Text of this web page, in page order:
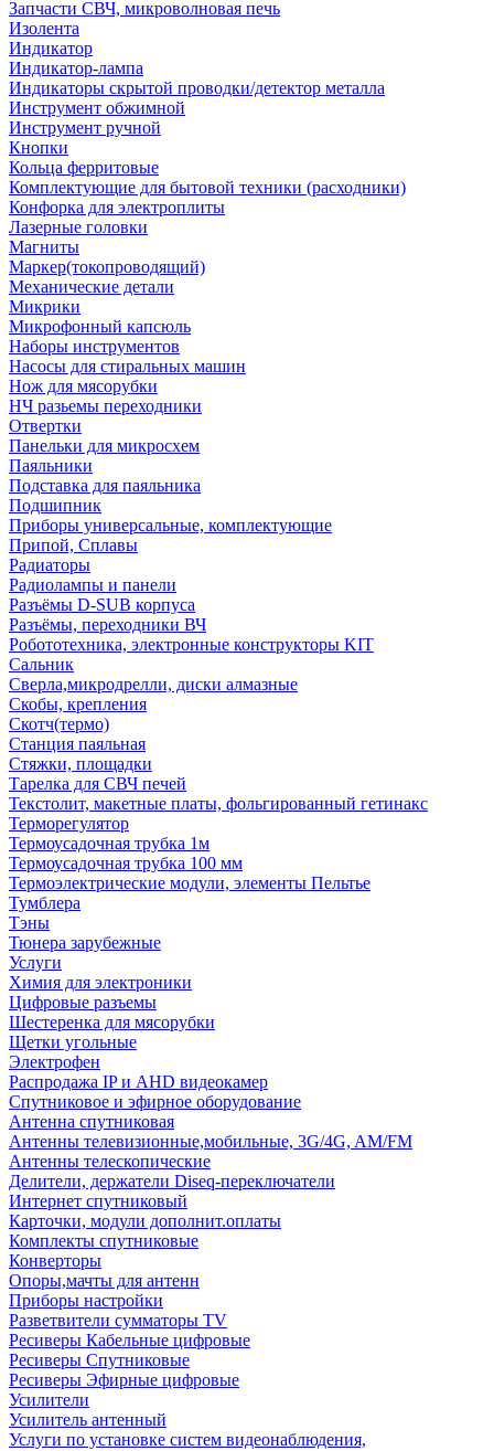
Запчасти СВЧ, микроволновая печь
Изолента
Индикатор
Индикатор-лампа
Индикаторы скрытой проводки/детектор металла
Инструмент обжимной
Инструмент ручной
Кнопки
Кольца ферритовые
Комплектующие для бытовой техники (расходники)
Конфорка для электроплиты
Лазерные головки
Магниты
Маркер(токопроводящий)
Механические детали
Микрики
Микрофонный капсюль
Наборы инструментов
Насосы для стиральных машин
Нож для мясорубки
НЧ разьемы переходники
Отвертки
Панельки для микросхем
Паяльники
Подставка для паяльника
Подшипник
Приборы универсальные, комплектующие
Припой, Сплавы
Радиаторы
Радиолампы и панели
Разъёмы D-SUB корпуса
Разъёмы, переходники ВЧ
Робототехника, электронные конструкторы KIT
Сальник
Сверла,микродрелли, диски алмазные
Скобы, крепления
Скотч(термо)
Станция паяльная
Стяжки, площадки
Тарелка для СВЧ печей
Текстолит, макетные платы, фольгированный гетинакс
Терморегулятор
Термоусадочная трубка 1м
Термоусадочная трубка 100 мм
Термоэлектрические модули, элементы Пельтье
Тумблера
Тэны
Тюнера зарубежные
Услуги
Химия для электроники
Цифровые разъемы
Шестеренка для мясорубки
Щетки угольные
Электрофен
Распродажа IP и AHD видеокамер
Спутниковое и эфирное оборудование
Антенна спутниковая
Антенны телевизионные,мобильные, 3G/4G, AM/FM
Антенны телескопические
Делители, держатели Diseq-переключатели
Интернет спутниковый
Карточки, модули дополнит.оплаты
Комплекты спутниковые
Конверторы
Опоры,мачты для антенн
Приборы настройки
Разветвители сумматоры TV
Ресиверы Кабельные цифровые
Ресиверы Спутниковые
Ресиверы Эфирные цифровые
Усилители
Усилитель антенный
Услуги по установке систем видеонаблюдения,